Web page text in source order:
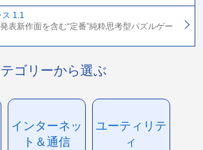
1.1
表新作面を含む“定番”純粋思考型パズルゲー
ゴリーから選ぶ
インターネッ
ト＆通信
ユーティリテ
ィ